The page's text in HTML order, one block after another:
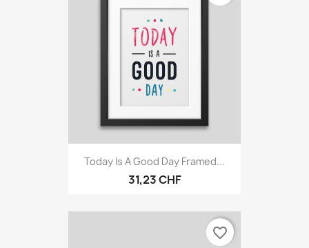
Today Is A Good Day Framed...
31,23 CHF
favorite_border